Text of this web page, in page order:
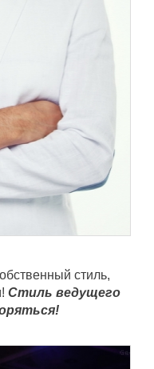
стиль,
Стиль ведущего